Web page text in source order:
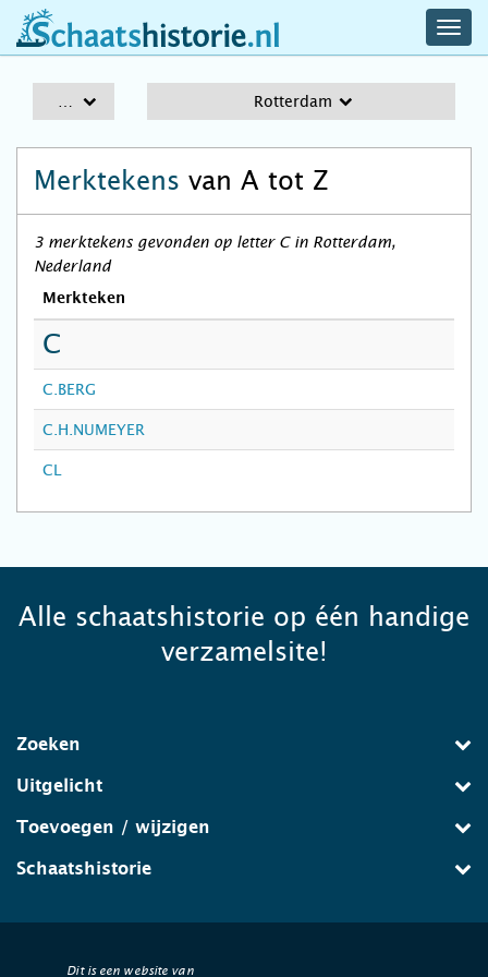
schaatshistorie.nl
Rotterdam
Merktekens van A tot Z
3 merktekens gevonden op letter C in Rotterdam,
Nederland
Merkteken
C
C.BERG
C.H.NUMEYER
CL
Alle schaatshistorie op één handige
verzamelsite!
Zoeken
Uitgelicht
Toevoegen / wijzigen
Schaatshistorie
Dit is een website van